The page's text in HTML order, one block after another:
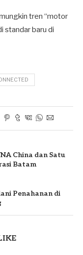
tren “motor
standar baru di
China dan Satu
Batam
Penahanan di